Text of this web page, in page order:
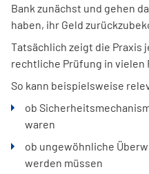
Bank zunächst und gehen
haben, ihr Geld
Tatsächlich zeigt die Praxis
rechtliche Prüfung in vielen
So kann beispielsweise
ob
waren
ob ungewöhnliche
werden müssen